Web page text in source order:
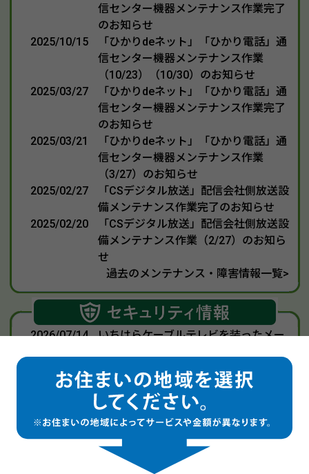
信センター機器メンテナンス作業完了
のお知らせ
2025/10/15
「ひかりdeネット」「ひかり電話」通
信センター機器メンテナンス作業
（10/23）（10/30）のお知らせ
2025/03/27
「ひかりdeネット」「ひかり電話」通
信センター機器メンテナンス作業完了
のお知らせ
2025/03/21
「ひかりdeネット」「ひかり電話」通
信センター機器メンテナンス作業
（3/27）のお知らせ
2025/02/27
「CSデジタル放送」配信会社側放送設
備メンテナンス作業完了のお知らせ
2025/02/20
「CSデジタル放送」配信会社側放送設
備メンテナンス作業（2/27）のお知ら
せ
過去のメンテナンス・障害情報一覧>
2026/07/14
いちはらケーブルテレビを装ったメー
2025/09/10
ウィルス・セキュリティ情報
2022/09/01
安全・安心ガイド（インターネットを
安全にご利用いただくためのご案内）
2020/02/19
コンピュータウィルスに注意！（ネッ
アクセス等）